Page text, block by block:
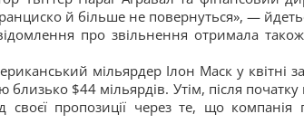
й більше не повернуться», —
про звільнення отримала
мільярдер Ілон Маск у квітні
близько $44 мільярдів. Утім, після
своєї пропозиції через те, що